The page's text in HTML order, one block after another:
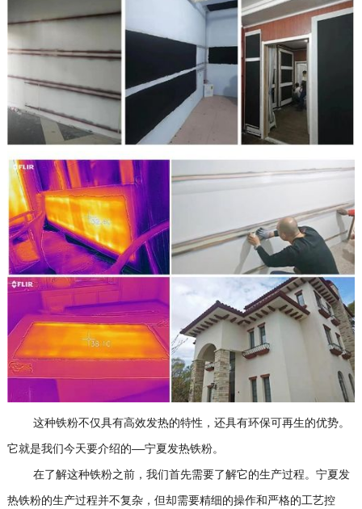
这种铁粉不仅具有高效发热的特性，还具有环保可再生的优势。
它就是我们今天要介绍的——宁夏发热铁粉。
在了解这种铁粉之前，我们首先需要了解它的生产过程。宁夏发
热铁粉的生产过程并不复杂，但却需要精细的操作和严格的工艺控